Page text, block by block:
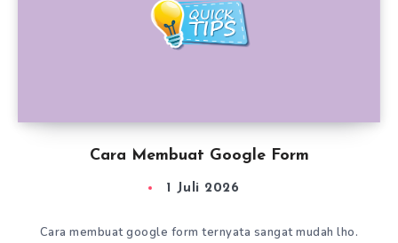
Cara Membuat Google Form
1 Juli 2026
Cara membuat google form ternyata sangat mudah lho.